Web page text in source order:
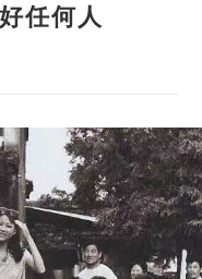
任何人